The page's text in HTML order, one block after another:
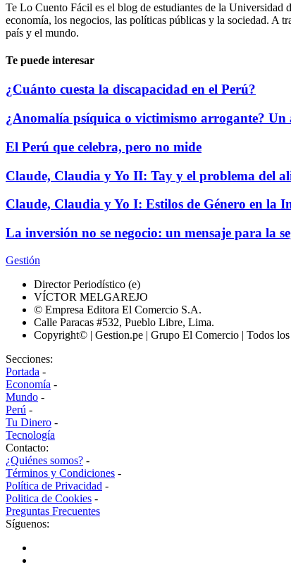
Te Lo Cuento Fácil es el blog de estudiantes de la Universidad
economía, los negocios, las políticas públicas y la sociedad. A
país y el mundo.
Te puede interesar
¿Cuánto cuesta la discapacidad en el Perú?
¿Anomalía psíquica o victimismo arrogante?
El Perú que celebra, pero no mide
Claude, Claudia y Yo II: Tay y el problema del
Claude, Claudia y Yo I: Estilos de Género en la
La inversión no se negocio: un mensaje para la
Gestión
Director Periodístico (e)
VÍCTOR MELGAREJO
© Empresa Editora El Comercio S.A.
Calle Paracas #532, Pueblo Libre, Lima.
Copyright© | Gestion.pe | Grupo El Comercio | Todos los
Secciones:
Portada -
Economía -
Mundo -
Perú -
Tu Dinero -
Tecnología
Contacto:
¿Quiénes somos? -
Términos y Condiciones -
Política de Privacidad -
Politica de Cookies -
Preguntas Frecuentes
Síguenos: